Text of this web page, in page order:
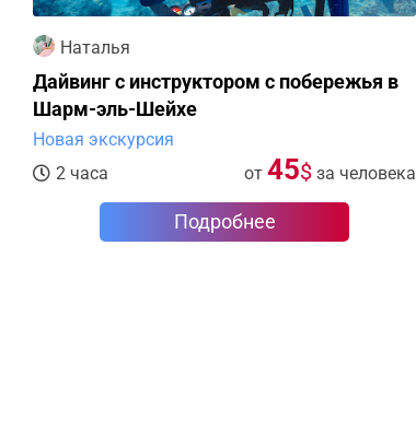
Наталья
Дайвинг с инструктором с побережья в
Шарм-эль-Шейхе
Новая экскурсия
2 часа
от 45$ за человека
Подробнее